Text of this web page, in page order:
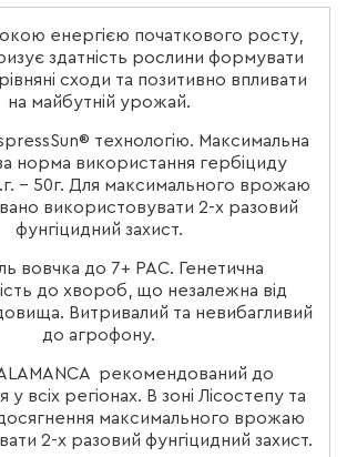
енергією початкового росту,
здатність рослини формувати
сходи та позитивно впливати
на майбутній урожай.
технологію. Максимальна
норма використання гербіциду
– 50г. Для максимального врожаю
використовувати 2-х разовий
фунгіцидний захист.
вовчка до 7+ РАС. Генетична
до хвороб, що незалежна від
Витривалий та невибагливий
до агрофону.
рекомендований до
всіх регіонах. В зоні Лісостепу та
досягнення максимального врожаю
2-х разовий фунгіцидний захист.